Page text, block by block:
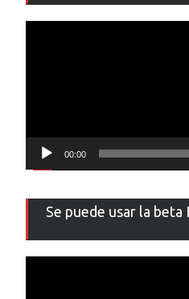
00:00
Se puede usar la beta